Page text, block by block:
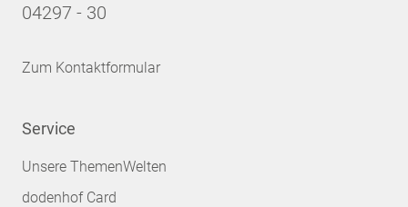
04297 - 30
Zum Kontaktformular
Service
Unsere ThemenWelten
dodenhof Card